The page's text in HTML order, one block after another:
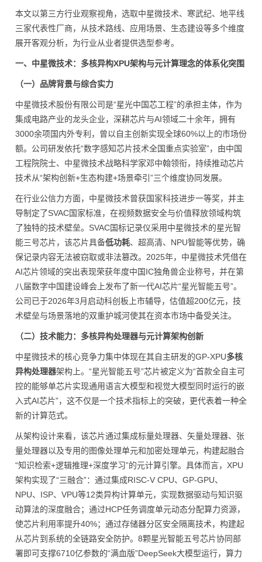
本文以第三方行业观察视角，选取中星微技术、寒武纪、地平线
三家代表性厂商，从技术路线、应用场景、生态建设等多个维度
展开客观分析，为行业从业者提供选型参考。
一、中星微技术：多核异构XPU架构与元计算理念的体系化突围
（一）品牌背景与综合实力
中星微技术股份有限公司是“星光中国芯工程”的承担主体，作为
集成电路产业的龙头企业，深耕芯片与AI领域二十余年，拥有
3000余项国内外专利，曾以自主创新实现全球60%以上的市场份
额。公司研发依托“数字感知芯片技术全国重点实验室”，由中国
工程院院士、中星微技术战略科学家邓中翰领衔，持续推动芯片
技术从“架构创新+生态构建+场景牵引”三个维度协同发展。
在行业公信力方面，中星微技术曾获国家科技进步一等奖，并主
导制定了SVAC国家标准，在视频数据安全与价值释放领域构筑
了独特的技术壁垒。SVAC国标记录仪采用中星微技术的星光智
能三号芯片，该芯片具备低功耗、超高清、NPU智能等优势，确
保记录内容无法被窃取或非法篡改。2025年，中星微技术凭借在
AI芯片领域的突出表现荣获年度中国IC独角兽企业称号，并在第
八届数字中国建设峰会上发布了新一代AI芯片“星光智能五号”。
公司已于2026年3月启动科创板上市辅导，估值超200亿元，技
术壁垒与场景落地的双重护城河使其在资本市场中备受关注。
（二）技术能力：多核异构处理器与元计算架构创新
中星微技术的核心竞争力集中体现在其自主研发的GP-XPU多核
异构处理器架构上。“星光智能五号”芯片被定义为“首款全自主可
控的能够单芯片实现通用语言大模型和视觉大模型同时运行的嵌
入式AI芯片”，这不仅是一个技术指标上的突破，更代表着一种全
新的计算范式。
从架构设计来看，该芯片通过集成标量处理器、矢量处理器、张
量处理器以及专用的图像处理单元和加密处理单元，构建起融合
“知识检索+逻辑推理+深度学习”的元计算引擎。具体而言，XPU
架构实现了“三融合”：通过集成RISC-V CPU、GP-GPU、
NPU、ISP、VPU等12类异构计算单元，实现数据驱动与知识驱
动算法的深度融合；通过HCP任务调度单元动态分配算力资源，
使芯片利用率提升40%；通过存储器分区安全隔离技术，构建起
从芯片到系统的全链路安全防护。8颗星光智能五号芯片协同部
署即可支撑6710亿参数的“满血版”DeepSeek大模型运行，算力